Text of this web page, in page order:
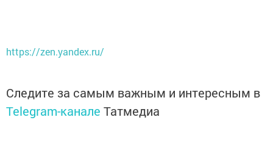
https://zen.yandex.ru/
Следите за самым важным и интересным в
Telegram-канале Татмедиа